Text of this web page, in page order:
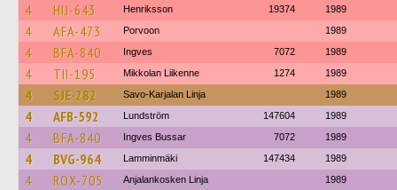
4 HIJ-643 Henriksson 19374 1989
4 AFA-473 Porvoon 1989
4 BFA-840 Ingves 7072 1989
4 TII-195 Mikkolan Liikenne 1274 1989
4 SJE-282 Savo-Karjalan Linja 1989
4 AFB-592 Lundström 147604 1989
4 BFA-840 Ingves Bussar 7072 1989
4 BVG-964 Lamminmäki 147434 1989
4 ROX-705 Anjalankosken Linja 1989